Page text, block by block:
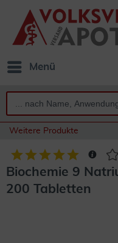
Menü
Weitere Produkte
Biochemie 9
200 Tabletten